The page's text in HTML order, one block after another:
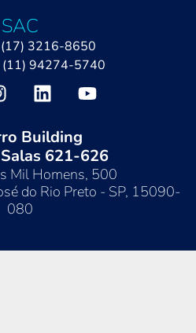
SAC
3216-8650
94274-5740
Building
621-626
Mil Homens, 500
do Rio Preto - SP, 15090-
080